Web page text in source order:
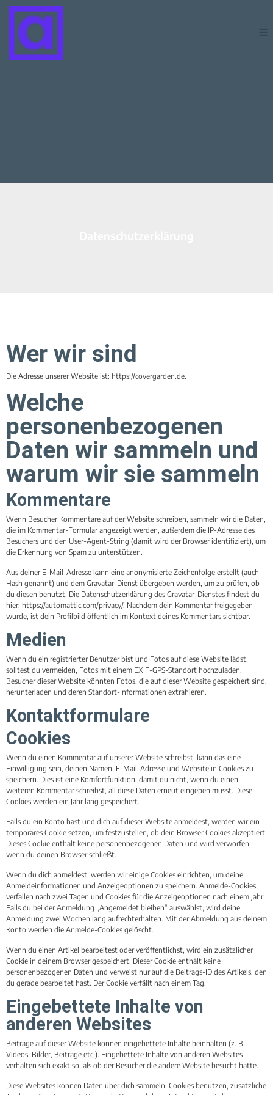
Wer wir sind
Die Adresse unserer Website ist: https://covergarden.de.
Welche
personenbezogenen
Daten wir sammeln und
warum wir sie sammeln
Kommentare
Wenn Besucher Kommentare auf der Website schreiben, sammeln wir die Daten,
die im Kommentar-Formular angezeigt werden, außerdem die IP-Adresse des
Besuchers und den User-Agent-String (damit wird der Browser identifiziert), um
die Erkennung von Spam zu unterstützen.
Aus deiner E-Mail-Adresse kann eine anonymisierte Zeichenfolge erstellt (auch
Hash genannt) und dem Gravatar-Dienst übergeben werden, um zu prüfen, ob
du diesen benutzt. Die Datenschutzerklärung des Gravatar-Dienstes findest du
hier: https://automattic.com/privacy/. Nachdem dein Kommentar freigegeben
wurde, ist dein Profilbild öffentlich im Kontext deines Kommentars sichtbar.
Medien
Wenn du ein registrierter Benutzer bist und Fotos auf diese Website lädst,
solltest du vermeiden, Fotos mit einem EXIF-GPS-Standort hochzuladen.
Besucher dieser Website könnten Fotos, die auf dieser Website gespeichert sind,
herunterladen und deren Standort-Informationen extrahieren.
Kontaktformulare
Cookies
Wenn du einen Kommentar auf unserer Website schreibst, kann das eine
Einwilligung sein, deinen Namen, E-Mail-Adresse und Website in Cookies zu
speichern. Dies ist eine Komfortfunktion, damit du nicht, wenn du einen
weiteren Kommentar schreibst, all diese Daten erneut eingeben musst. Diese
Cookies werden ein Jahr lang gespeichert.
Falls du ein Konto hast und dich auf dieser Website anmeldest, werden wir ein
temporäres Cookie setzen, um festzustellen, ob dein Browser Cookies akzeptiert.
Dieses Cookie enthält keine personenbezogenen Daten und wird verworfen,
wenn du deinen Browser schließt.
Wenn du dich anmeldest, werden wir einige Cookies einrichten, um deine
Anmeldeinformationen und Anzeigeoptionen zu speichern. Anmelde-Cookies
verfallen nach zwei Tagen und Cookies für die Anzeigeoptionen nach einem Jahr.
Falls du bei der Anmeldung „Angemeldet bleiben“ auswählst, wird deine
Anmeldung zwei Wochen lang aufrechterhalten. Mit der Abmeldung aus deinem
Konto werden die Anmelde-Cookies gelöscht.
Wenn du einen Artikel bearbeitest oder veröffentlichst, wird ein zusätzlicher
Cookie in deinem Browser gespeichert. Dieser Cookie enthält keine
personenbezogenen Daten und verweist nur auf die Beitrags-ID des Artikels, den
du gerade bearbeitet hast. Der Cookie verfällt nach einem Tag.
Eingebettete Inhalte von
anderen Websites
Beiträge auf dieser Website können eingebettete Inhalte beinhalten (z. B.
Videos, Bilder, Beiträge etc.). Eingebettete Inhalte von anderen Websites
verhalten sich exakt so, als ob der Besucher die andere Website besucht hätte.
Diese Websites können Daten über dich sammeln, Cookies benutzen, zusätzliche